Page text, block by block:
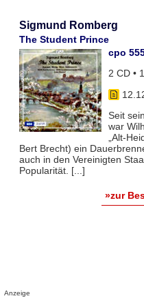
Sigmund Romberg
The Student Prince
cpo
2 CD •
Seit
war
„Alt-
Bert Brecht) ein
auch in den Vereinigten
Popularität. [...]
»zur
Anzeige